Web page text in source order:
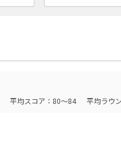
平均スコア：80～84
平均ラウ